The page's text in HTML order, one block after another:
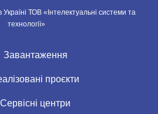
ТОВ «Інтелектуальні системи та
технології»
Завантаження
проєкти
Сервісні центри